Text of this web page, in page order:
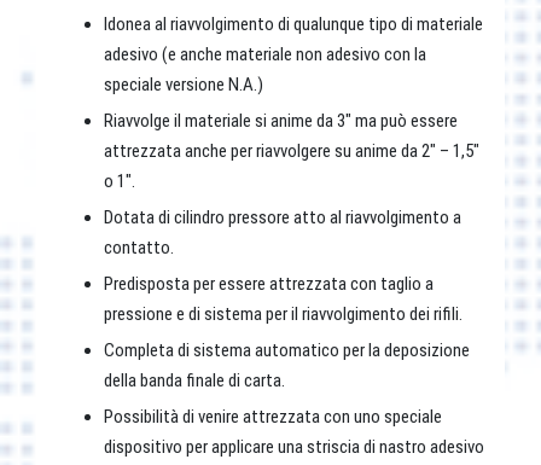
Idonea al riavvolgimento di qualunque tipo di materiale
adesivo (e anche materiale non adesivo con la
speciale versione N.A.)
Riavvolge il materiale si anime da 3″ ma può essere
attrezzata anche per riavvolgere su anime da 2″ – 1,5″
o 1″.
Dotata di cilindro pressore atto al riavvolgimento a
contatto.
Predisposta per essere attrezzata con taglio a
pressione e di sistema per il riavvolgimento dei rifili.
Completa di sistema automatico per la deposizione
della banda finale di carta.
Possibilità di venire attrezzata con uno speciale
dispositivo per applicare una striscia di nastro adesivo